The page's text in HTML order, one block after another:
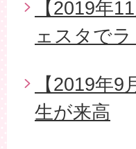
【2019年
ェスタで
【2019年
生が来高